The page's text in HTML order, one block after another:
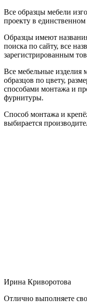
Все образцы мебели
проекту в единственном
Образцы имеют
поиска по сайту, все
зарегистрированным
Все мебельные изделия
образцов по цвету,
способами монтажа и
фурнитуры.
Способ монтажа и
выбирается
Ирина Криворотова
Отлично выполняете